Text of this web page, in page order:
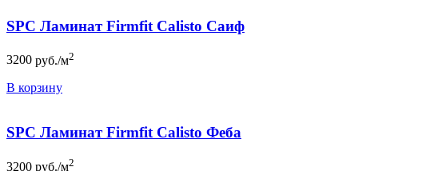
SPC Ламинат Firmfit Calisto Саиф
3200 руб./м2
В корзину
SPC Ламинат Firmfit Calisto Феба
3200 руб./м2